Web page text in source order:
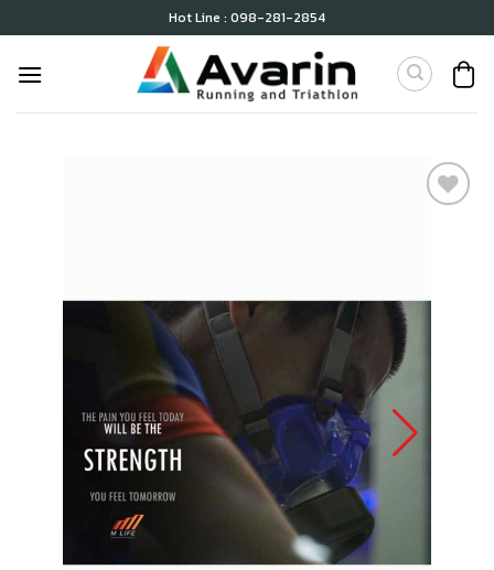
to
content
Hot Line : 098-281-2854
ที่ชอบ